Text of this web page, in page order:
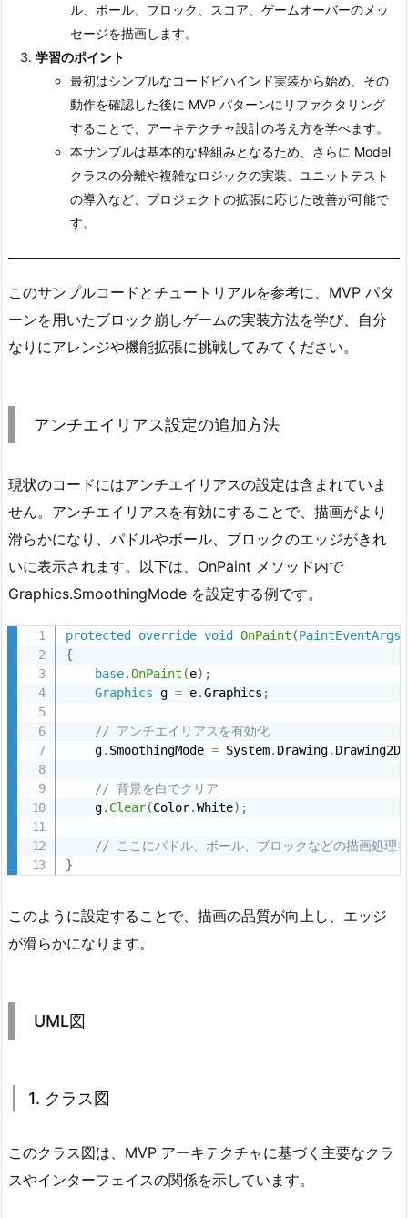
ル、ボール、ブロック、スコア、ゲームオーバーのメッ
セージを描画します。
学習のポイント
最初はシンプルなコードビハインド実装から始め、その
動作を確認した後に MVP パターンにリファクタリング
することで、アーキテクチャ設計の考え方を学べます。
本サンプルは基本的な枠組みとなるため、さらに Model
クラスの分離や複雑なロジックの実装、ユニットテスト
の導入など、プロジェクトの拡張に応じた改善が可能で
す。
このサンプルコードとチュートリアルを参考に、MVP パタ
ーンを用いたブロック崩しゲームの実装方法を学び、自分
なりにアレンジや機能拡張に挑戦してみてください。
アンチエイリアス設定の追加方法
現状のコードにはアンチエイリアスの設定は含まれていま
せん。アンチエイリアスを有効にすることで、描画がより
滑らかになり、パドルやボール、ブロックのエッジがきれ
いに表示されます。以下は、OnPaint メソッド内で
Graphics.SmoothingMode を設定する例です。
protected override void OnPaint (PaintEventArgs
{
base.OnPaint (e) ;
Graphics g = e.Graphics ;
// アンチエイリアスを有効化
    g
. SmoothingMode = System. Drawing. Drawing2D
// 背景を白でクリア
    g
. Clear(Color.White) ;
// ここにパドル、ボール、ブロックなどの描画処理
}
このように設定することで、描画の品質が向上し、エッジ
が滑らかになります。
UML図
1. クラス図
このクラス図は、MVP アーキテクチャに基づく主要なクラ
スやインターフェイスの関係を示しています。